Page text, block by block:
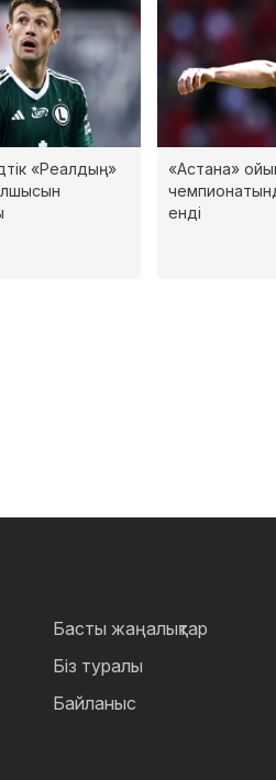
«Реалдың»
«Астана»
енді
Басты жаңалықтар
Біз туралы
Байланыс